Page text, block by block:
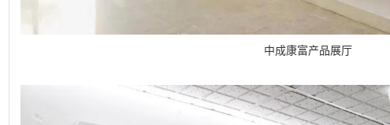
中成康富产品展厅